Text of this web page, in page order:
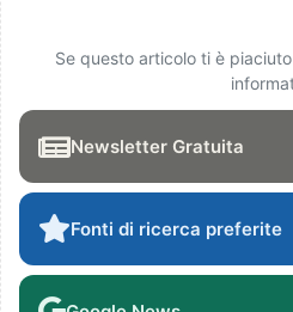
Se questo articolo ti è
Newsletter Gratuita
Fonti di ricerca preferite